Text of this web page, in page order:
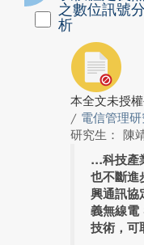
之數位訊號
析
本全文未授
/ 電信管理
研究生： 陳
科技產
也不斷進
興通訊協
義無線電
技術，可